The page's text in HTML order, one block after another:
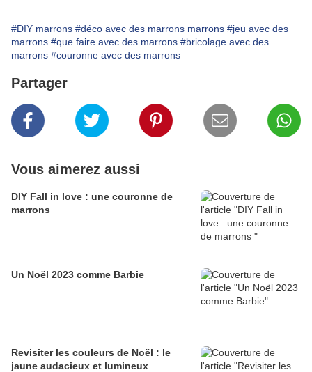
#DIY marrons #déco avec des marrons marrons #jeu avec des
marrons #que faire avec des marrons #bricolage avec des
marrons #couronne avec des marrons
Partager
Vous aimerez aussi
DIY Fall in love : une couronne de
marrons
Un Noël 2023 comme Barbie
Revisiter les couleurs de Noël : le
jaune audacieux et lumineux